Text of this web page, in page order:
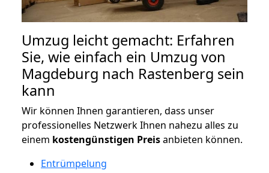
Umzug leicht gemacht: Erfahren
Sie, wie einfach ein Umzug von
Magdeburg nach Rastenberg sein
kann
Wir können Ihnen garantieren, dass unser
professionelles Netzwerk Ihnen nahezu alles zu
einem kostengünstigen Preisanbieten können.
Entrümpelung